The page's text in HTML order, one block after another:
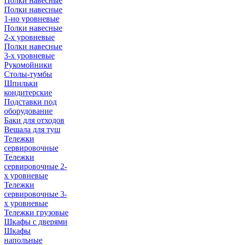
Полки навесные
1-но уровневые
Полки навесные
2-х уровневые
Полки навесные
3-х уровневые
Рукомойники
Столы-тумбы
Шпильки
кондитерские
Подставки под
оборудование
Баки для отходов
Вешала для туш
Тележки
сервировочные
Тележки
сервировочные 2-
х уровневые
Тележки
сервировочные 3-
х уровневые
Тележки грузовые
Шкафы с дверями
Шкафы
напольные